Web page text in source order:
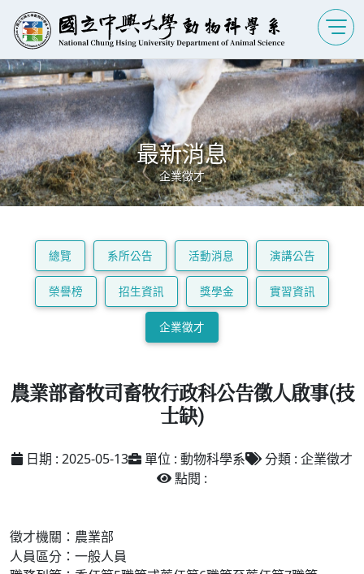
最新消息
企業徵才
總覽 系所公告 活動消息 演講公告
榮譽榜 招生資訊 獎學金 實習資訊
企業徵才
農業部畜牧司畜牧行政科公告徵人啟事(技
士缺)
日期 : 2025-05-13 單位 : 動物科學系
分類 : 企業徵才
點閱 :
徵才機關： 農業部
人員區分： 一般人員